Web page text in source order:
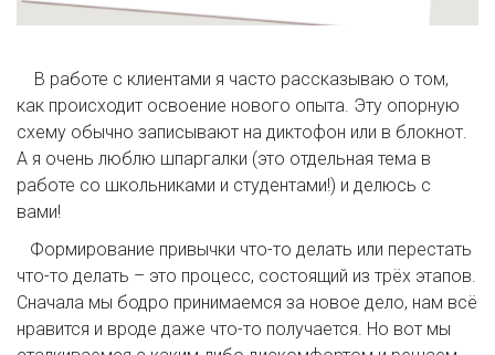
В работе с клиентами я часто рассказываю о том,
как происходит освоение нового опыта. Эту опорную
схему обычно записывают на диктофон или в блокнот.
А я очень люблю шпаргалки (это отдельная тема в
работе со школьниками и студентами!) и делюсь с
вами!
Формирование привычки что-то делать или перестать
что-то делать – это процесс, состоящий из трёх этапов.
Сначала мы бодро принимаемся за новое дело, нам всё
нравится и вроде даже что-то получается. Но вот мы